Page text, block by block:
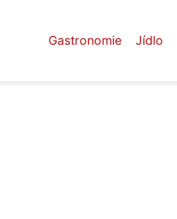
Gastronomie Jídlo